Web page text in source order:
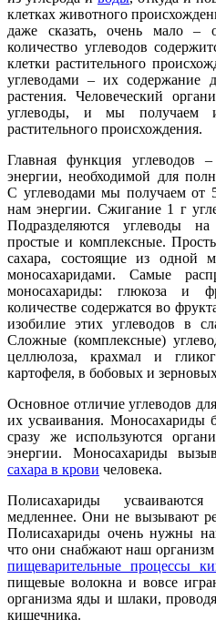
клетках животного
даже сказать, очень мало –
количество углеводов
клетки растительного
углеводами – их содержание
растения. Человеческий
углеводы, и мы получаем
растительного происхождения.
Главная функция углеводов
энергии, необходимой для
С углеводами мы получаем от
нам энергии. Сжигание 1 г
Подразделяются углеводы
простые и комплексные.
сахара, состоящие из одной
моносахаридами. Самые
моносахариды: глюкоза и
количестве содержатся во
изобилие этих углеводов в
Сложные (комплексные)
целлюлоза, крахмал и
картофеля, в бобовых и
Основное отличие углеводов
их усваивания. Моносахариды
сразу же используются
энергии. Моносахариды
сахара в крови человека.
Полисахариды
медленнее. Они не вызывают
Полисахариды очень нужны
что они снабжают наш
пищеварительные процессы
пищевые волокна и вовсе
организма яды и шлаки,
кишечника.